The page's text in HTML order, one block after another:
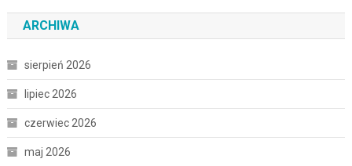
ARCHIWA
sierpień 2026
lipiec 2026
czerwiec 2026
maj 2026